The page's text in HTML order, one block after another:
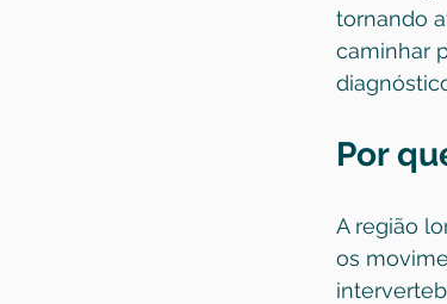
tornando
caminhar
Por
A região
os